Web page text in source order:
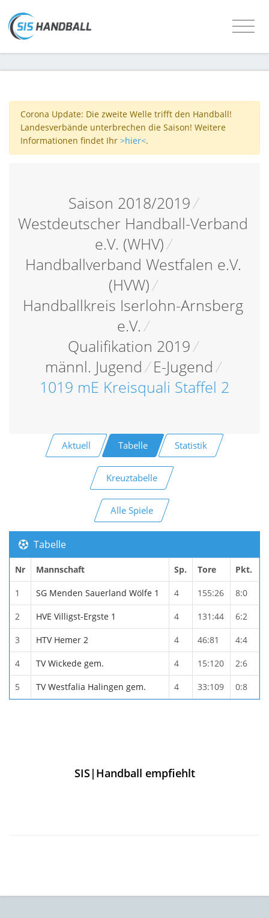
Corona Update: Die zweite Welle trifft den Handball!
Landesverbände unterbrechen die Saison! Weitere
Informationen findet Ihr >hier<.
Saison 2018/2019/
Westdeutscher Handball-Verband
e.V. (WHV)/
Handballverband Westfalen e.V.
(HVW)/
Handballkreis Iserlohn-Arnsberg
e.V. /
Qualifikation 2019/
männl. Jugend / E-Jugend /
1019 mE Kreisquali Staffel 2
Aktuell Tabelle Statistik
Kreuztabelle
Alle Spiele
Tabelle
Nr Mannschaft Sp. Tore Pkt.
1 SG Menden Sauerland Wölfe 1 4 155:26 8:0
2 HVE Villigst-Ergste 1 4 131:44 6:2
3 HTV Hemer 2 4 46:81 4:4
4 TV Wickede gem. 4 15:120 2:6
5 TV Westfalia Halingen gem. 4 33:109 0:8
SIS|Handball empfiehlt